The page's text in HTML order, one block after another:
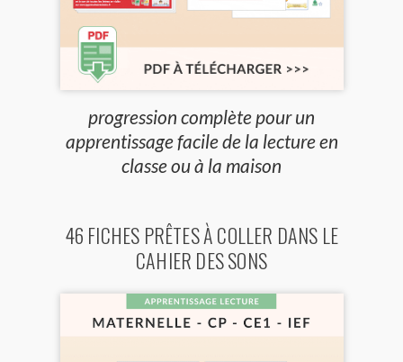
progression complète pour un
apprentissage facile de la lecture en
classe ou à la maison
46 FICHES PRÊTES À COLLER DANS LE
CAHIER DES SONS